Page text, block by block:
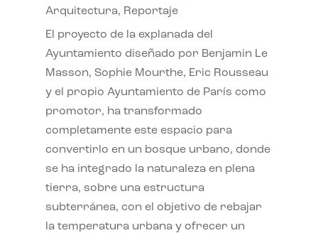
Arquitectura, Reportaje
El proyecto de la explanada del
Ayuntamiento diseñado por Benjamin Le
Masson, Sophie Mourthe, Eric Rousseau
y el propio Ayuntamiento de París como
promotor, ha transformado
completamente este espacio para
convertirlo en un bosque urbano, donde
se ha integrado la naturaleza en plena
tierra, sobre una estructura
subterránea, con el objetivo de rebajar
la temperatura urbana y ofrecer un